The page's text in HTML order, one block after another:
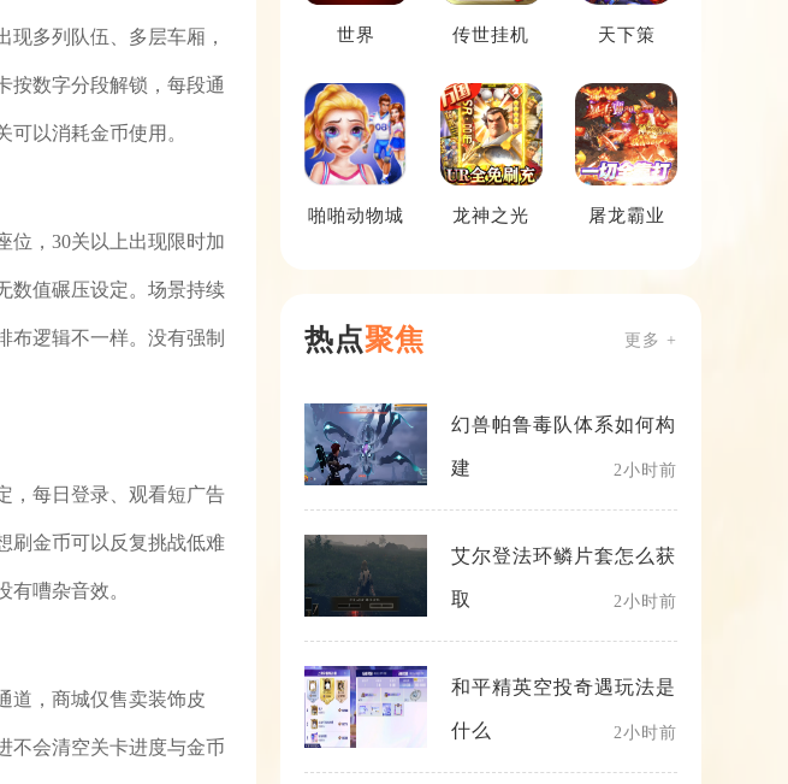
多列队伍、多层车厢，
按数字分段解锁，每段通
以消耗金币使用。
位，30关以上出现限时加
数值碾压设定。场景持续
布逻辑不一样。没有强制
，每日登录、观看短广告
刷金币可以反复挑战低难
嘈杂音效。
道，商城仅售卖装饰皮
不会清空关卡进度与金币
世界 传世挂机 天下策
啪啪动物城 龙神之光 屠龙霸业
热点聚焦 更多 +
幻兽帕鲁毒队体系如何构
建 2小时前
艾尔登法环鳞片套怎么获
取 2小时前
和平精英空投奇遇玩法是
什么 2小时前